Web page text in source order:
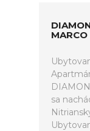
MARCO
sa